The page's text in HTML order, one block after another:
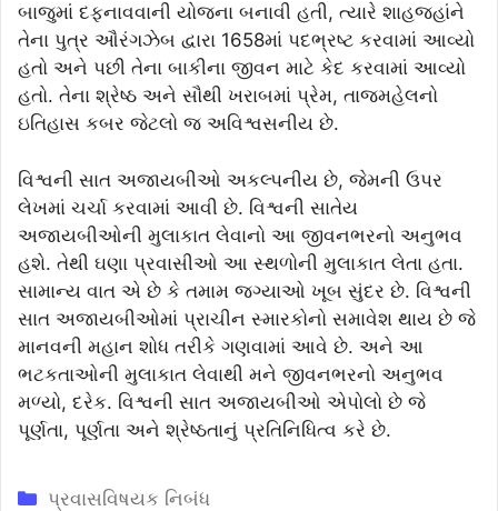
બાજુમાં દફનાવવાની યોજના બનાવી હતી, ત્યારે શાહજહાંને
તેના પુત્ર ઔરંગઝેબ દ્વારા 1658માં પદભ્રષ્ટ કરવામાં આવ્યો
હતો અને પછી તેના બાકીના જીવન માટે કેદ કરવામાં આવ્યો
હતો. તેના શ્રેષ્ઠ અને સૌથી ખરાબમાં પ્રેમ, તાજમહેલનો
ઇતિહાસ કબર જેટલો જ અવિશ્વસનીય છે.
વિશ્વની સાત અજાયબીઓ અકલ્પનીય છે, જેમની ઉપર
લેખમાં ચર્ચા કરવામાં આવી છે. વિશ્વની સાતેય
અજાયબીઓની મુલાકાત લેવાનો આ જીવનભરનો અનુભવ
હશે. તેથી ઘણા પ્રવાસીઓ આ સ્થળોની મુલાકાત લેતા હતા.
સામાન્ય વાત એ છે કે તમામ જગ્યાઓ ખૂબ સુંદર છે. વિશ્વની
સાત અજાયબીઓમાં પ્રાચીન સ્મારકોનો સમાવેશ થાય છે જે
માનવની મહાન શોધ તરીકે ગણવામાં આવે છે. અને આ
ભટકતાઓની મુલાકાત લેવાથી મને જીવનભરનો અનુભવ
મળ્યો, દરેક. વિશ્વની સાત અજાયબીઓ એપોલો છે જે
પૂર્ણતા, પૂર્ણતા અને શ્રેષ્ઠતાનું પ્રતિનિધિત્વ કરે છે.
Categories
પ્રવાસવિષયક નિબંધ